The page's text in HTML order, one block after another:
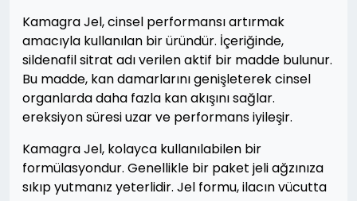
Kamagra Jel, cinsel performansı artırmak
amacıyla kullanılan bir üründür. İçeriğinde,
sildenafil sitrat adı verilen aktif bir madde bulunur.
Bu madde, kan damarlarını genişleterek cinsel
organlarda daha fazla kan akışını sağlar.
ereksiyon süresi uzar ve performans iyileşir.
Kamagra Jel, kolayca kullanılabilen bir
formülasyondur. Genellikle bir paket jeli ağzınıza
sıkıp yutmanız yeterlidir. Jel formu, ilacın vücutta